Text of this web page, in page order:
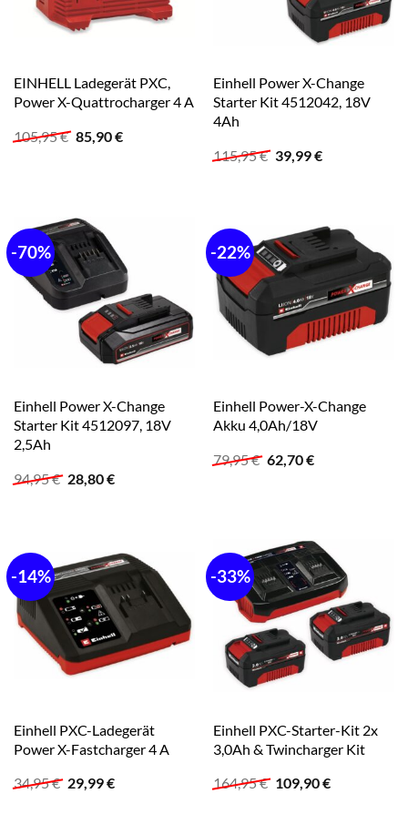
EINHELL Ladegerät PXC,
Power X-Quattrocharger 4 A
105,95€ Ursprünglicher
Preis
85,90€Aktueller
Einhell Power X-Change
Starter Kit 4512042, 18V
4Ah
115,95€ Ursprünglicher
Preis
39,99€Aktueller
-70%
Einhell Power X-Change
Starter Kit 4512097, 18V
2,5Ah
94,95€ Ursprünglicher
Preis
28,80€Aktueller
-22%
Einhell Power-X-Change
Akku 4,0Ah/18V
79,95€ Ursprünglicher
Preis
62,70€Aktueller
-14%
Einhell PXC-Ladegerät
Power X-Fastcharger 4 A
34,95€ Ursprünglicher
29,99€Aktueller
-33%
Einhell PXC-Starter-Kit 2x
3,0Ah & Twincharger Kit
164,95€ Ursprünglicher
109,90€Aktueller